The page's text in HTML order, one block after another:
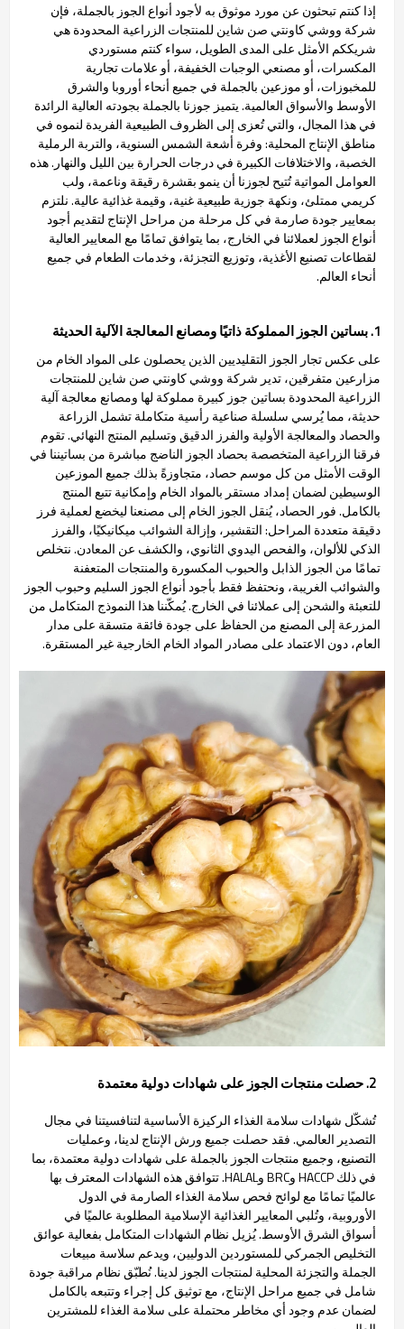
إذا كنتم تبحثون عن مورد موثوق به لأجود أنواع الجوز بالجملة، فإن
شركة ووشي كاونتي صن شاين للمنتجات الزراعية المحدودة هي
شريككم الأمثل على المدى الطويل، سواء كنتم مستوردي
المكسرات، أو مصنعي الوجبات الخفيفة، أو علامات تجارية
للمخبوزات، أو موزعين بالجملة في جميع أنحاء أوروبا والشرق
الأوسط والأسواق العالمية. يتميز جوزنا بالجملة بجودته العالية الرائدة
في هذا المجال، والتي تُعزى إلى الظروف الطبيعية الفريدة لنموه في
مناطق الإنتاج المحلية: وفرة أشعة الشمس السنوية، والتربة الرملية
الخصبة، والاختلافات الكبيرة في درجات الحرارة بين الليل والنهار. هذه
العوامل المواتية تُتيح لجوزنا أن ينمو بقشرة رقيقة وناعمة، ولب
كريمي ممتلئ، ونكهة جوزية طبيعية غنية، وقيمة غذائية عالية. نلتزم
بمعايير جودة صارمة في كل مرحلة من مراحل الإنتاج لتقديم أجود
أنواع الجوز لعملائنا في الخارج، بما يتوافق تمامًا مع المعايير العالية
لقطاعات تصنيع الأغذية، وتوزيع التجزئة، وخدمات الطعام في جميع
أنحاء العالم.
1. بساتين الجوز المملوكة ذاتيًا ومصانع المعالجة الآلية الحديثة
على عكس تجار الجوز التقليديين الذين يحصلون على المواد الخام من
مزارعين متفرقين، تدير شركة ووشي كاونتي صن شاين للمنتجات
الزراعية المحدودة بساتين جوز كبيرة مملوكة لها ومصانع معالجة آلية
حديثة، مما يُرسي سلسلة صناعية رأسية متكاملة تشمل الزراعة
والحصاد والمعالجة الأولية والفرز الدقيق وتسليم المنتج النهائي. تقوم
فرقنا الزراعية المتخصصة بحصاد الجوز الناضج مباشرة من بساتيننا في
الوقت الأمثل من كل موسم حصاد، متجاوزةً بذلك جميع الموزعين
الوسيطين لضمان إمداد مستقر بالمواد الخام وإمكانية تتبع المنتج
بالكامل. فور الحصاد، يُنقل الجوز الخام إلى مصنعنا ليخضع لعملية فرز
دقيقة متعددة المراحل: التقشير، وإزالة الشوائب ميكانيكيًا، والفرز
الذكي للألوان، والفحص اليدوي الثانوي، والكشف عن المعادن. نتخلص
تمامًا من الجوز الذابل والحبوب المكسورة والمنتجات المتعفنة
والشوائب الغريبة، ونحتفظ فقط بأجود أنواع الجوز السليم وحبوب الجوز
للتعبئة والشحن إلى عملائنا في الخارج. يُمكّننا هذا النموذج المتكامل من
المزرعة إلى المصنع من الحفاظ على جودة فائقة متسقة على مدار
العام، دون الاعتماد على مصادر المواد الخام الخارجية غير المستقرة.
2. حصلت منتجات الجوز على شهادات دولية معتمدة
تُشكّل شهادات سلامة الغذاء الركيزة الأساسية لتنافسيتنا في مجال
التصدير العالمي. فقد حصلت جميع ورش الإنتاج لدينا، وعمليات
التصنيع، وجميع منتجات الجوز بالجملة على شهادات دولية معتمدة، بما
في ذلك HACCP وBRC وHALAL. تتوافق هذه الشهادات المعترف بها
عالميًا تمامًا مع لوائح فحص سلامة الغذاء الصارمة في الدول
الأوروبية، وتُلبي المعايير الغذائية الإسلامية المطلوبة عالميًا في
أسواق الشرق الأوسط. يُزيل نظام الشهادات المتكامل بفعالية عوائق
التخليص الجمركي للمستوردين الدوليين، ويدعم سلاسة مبيعات
الجملة والتجزئة المحلية لمنتجات الجوز لدينا. نُطبّق نظام مراقبة جودة
شامل في جميع مراحل الإنتاج، مع توثيق كل إجراء وتتبعه بالكامل
لضمان عدم وجود أي مخاطر محتملة على سلامة الغذاء للمشترين